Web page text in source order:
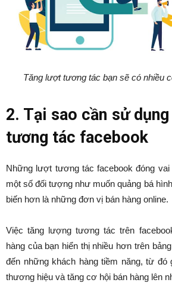
Tăng lượt tương tác bạn sẽ có nhiều
2. Tại sao cần sử
tương tác facebook
Những lượt tương tác facebook đóng
một số đối tượng như muốn quảng bá
biến hơn là những đơn vị bán hàng online.
Việc tăng lượng tương tác trên
hàng của bạn hiển thị nhiều hơn trên
đến những khách hàng tiềm năng, từ đó
thương hiệu và tăng cơ hội bán hàng lên